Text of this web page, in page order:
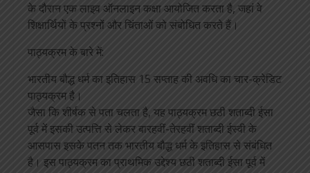
के दौरान एक लाइव ऑनलाइन कक्षा आयोजित करता है, जहां वे
शिक्षार्थियों के प्रश्नों और चिंताओं को संबोधित करते हैं।
पाठ्यक्रम के बारे में:
भारतीय बौद्ध धर्म का इतिहास 15 सप्ताह की अवधि का चार-क्रेडिट
पाठ्यक्रम है।
जैसा कि शीर्षक से पता चलता है, यह पाठ्यक्रम छठी शताब्दी ईसा
पूर्व में इसकी उत्पत्ति से लेकर बारहवीं-तेरहवीं शताब्दी ईस्वी के
आसपास इसके पतन तक भारतीय बौद्ध धर्म के इतिहास से संबंधित
है। इस पाठ्यक्रम का प्राथमिक उद्देश्य छठी शताब्दी ईसा पूर्व में